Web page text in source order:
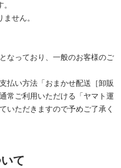
せん。
なっており、一般のお客様のご
払い方法「おまかせ配送［卸販
常ご利用いただける「ヤマト運
いただきますので予めご了承く
て